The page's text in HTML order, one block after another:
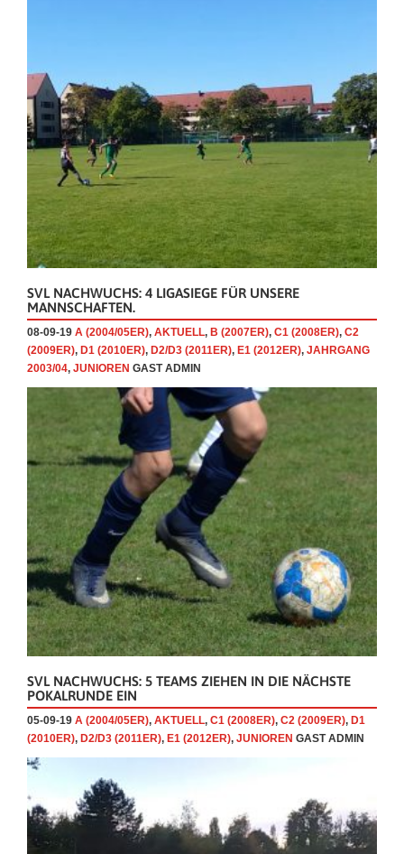
SVL NACHWUCHS: 4 LIGASIEGE FÜR UNSERE
MANNSCHAFTEN.
08-09-19 A (2004/05ER), AKTUELL, B (2007ER), C1 (2008ER), C2
(2009ER), D1 (2010ER), D2/D3 (2011ER), E1 (2012ER), JAHRGANG
2003/04, JUNIOREN GAST ADMIN
SVL NACHWUCHS: 5 TEAMS ZIEHEN IN DIE NÄCHSTE
POKALRUNDE EIN
05-09-19 A (2004/05ER), AKTUELL, C1 (2008ER), C2 (2009ER), D1
(2010ER), D2/D3 (2011ER), E1 (2012ER), JUNIOREN GAST ADMIN